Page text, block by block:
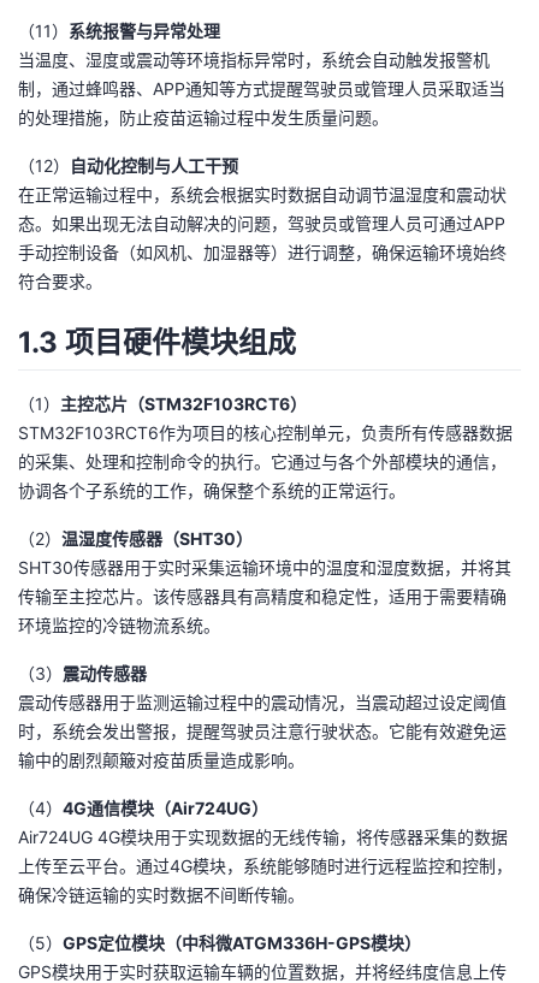
（11） 系统报警与异常处理
当温度、湿度或震动等环境指标异常时，系统会自动触发报警机
制，通过蜂鸣器、APP通知等方式提醒驾驶员或管理人员采取适当
的处理措施，防止疫苗运输过程中发生质量问题。
（12）
自动化控制与人工干预
在正常运输过程中，系统会根据实时数据自动调节温湿度和震动状
态。如果出现无法自动解决的问题，驾驶员或管理人员可通过APP
手动控制设备（如风机、加湿器等）进行调整，确保运输环境始终
符合要求。
1.3 项目硬件模块组成
（1） 主控芯片（STM32F103RCT6）
STM32F103RCT6作为项目的核心控制单元，负责所有传感器数据
的采集、处理和控制命令的执行。它通过与各个外部模块的通信，
协调各个子系统的工作，确保整个系统的正常运行。
（2） 温湿度传感器（SHT30）
SHT30传感器用于实时采集运输环境中的温度和湿度数据，并将其
传输至主控芯片。该传感器具有高精度和稳定性，适用于需要精确
环境监控的冷链物流系统。
（3） 震动传感器
震动传感器用于监测运输过程中的震动情况，当震动超过设定阈值
时，系统会发出警报，提醒驾驶员注意行驶状态。它能有效避免运
输中的剧烈颠簸对疫苗质量造成影响。
（4） 4G通信模块（Air724UG）
Air724UG 4G模块用于实现数据的无线传输，将传感器采集的数据
上传至云平台。通过4G模块，系统能够随时进行远程监控和控制，
确保冷链运输的实时数据不间断传输。
（5） GPS定位模块（中科微ATGM336H-GPS模块）
GPS模块用于实时获取运输车辆的位置数据，并将经纬度信息上传